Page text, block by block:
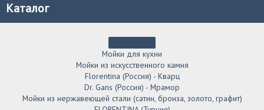
Каталог
Мойки для кухни
Мойки из искусственного камня
Florentina (Россия) - Кварц
Dr. Gans (Россия) - Мрамор
Мойки из нержавеющей стали (сатин, бронза, золото, графит)